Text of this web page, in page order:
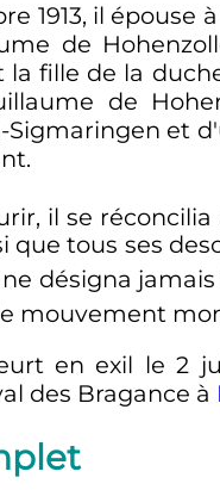
1913, il épouse à
de
la fille de la
de
Sigmaringen et
il se
que tous ses
ne désigna
mouvement
en exil le 2
des Bragance à